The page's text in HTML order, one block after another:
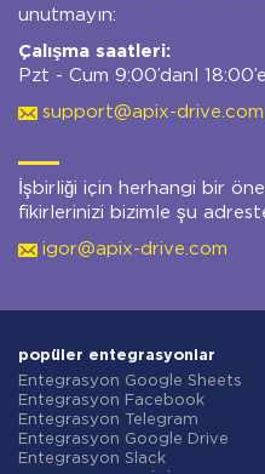
unutmayın:
Çalışma saatleri:
Pzt - Cum 9:00’danl
support@apix-drive.com
İşbirliği için herhangi bir
fikirlerinizi bizimle şu
igor@apix-drive.com
popüler entegrasyonlar
Entegrasyon Google Sheets
Entegrasyon Facebook
Entegrasyon Telegram
Entegrasyon Google Drive
Entegrasyon Slack